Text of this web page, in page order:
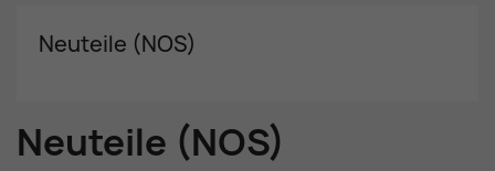
Neuteile (NOS)
Neuteile (NOS)